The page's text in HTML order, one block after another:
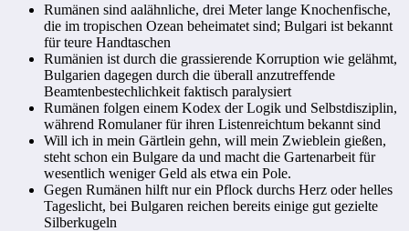
Rumänen sind aalähnliche, drei Meter lange Knochenfische,
die im tropischen Ozean beheimatet sind; Bulgari ist bekannt
für teure Handtaschen
Rumänien ist durch die grassierende Korruption wie gelähmt,
Bulgarien dagegen durch die überall anzutreffende
Beamtenbestechlichkeit faktisch paralysiert
Rumänen folgen einem Kodex der Logik und Selbstdisziplin,
während Romulaner für ihren Listenreichtum bekannt sind
Will ich in mein Gärtlein gehn, will mein Zwieblein gießen,
steht schon ein Bulgare da und macht die Gartenarbeit für
wesentlich weniger Geld als etwa ein Pole.
Gegen Rumänen hilft nur ein Pflock durchs Herz oder helles
Tageslicht, bei Bulgaren reichen bereits einige gut gezielte
Silberkugeln